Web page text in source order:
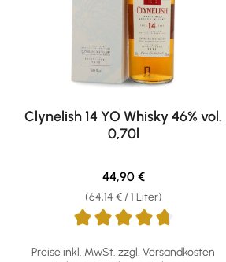
Clynelish 14 YO Whisky 46% vol.
0,70l
Preise inkl. MwSt. zzgl. Versandkosten
(64,14 € / 1 Liter)
Regulärer Preis:
44,90 €